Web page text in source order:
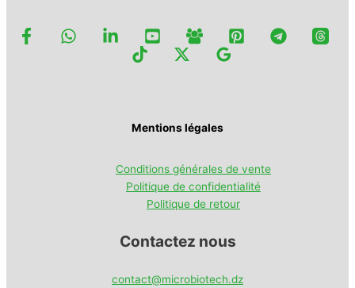
Mentions légales
Conditions générales de vente
Politique de confidentialité
Politique de retour
Contactez nous
contact@microbiotech.dz